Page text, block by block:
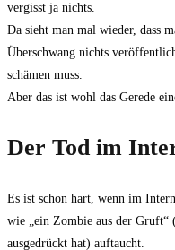
vergisst ja nichts.
Da sieht man mal wieder, dass
Überschwang nichts
schämen muss.
Aber das ist wohl das Gerede
Der Tod im
Es ist schon hart, wenn im
wie „ein Zombie aus der
ausgedrückt hat) auftaucht.